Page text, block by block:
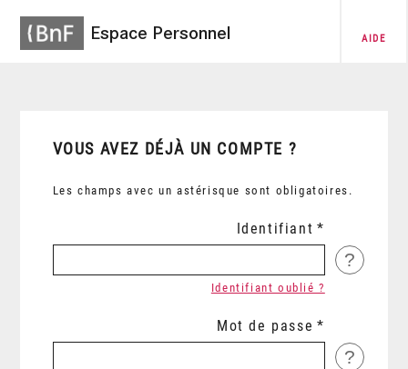
Espace Personnel AIDE
VOUS AVEZ DÉJÀ UN COMPTE ?
Les champs avec un astérisque sont obligatoires.
Identifiant
?
Identifiant oublié ?
Mot de passe
?